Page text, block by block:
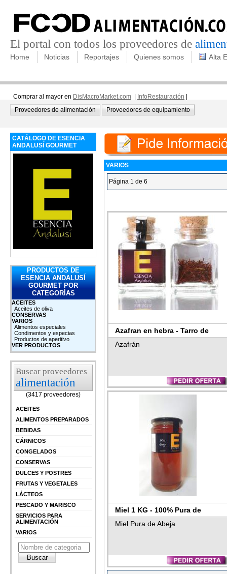
El portal con todos los proveedores de
Home Noticias Reportajes Quienes somos Alta
Comprar al mayor en DisMacroMarket.com InfoRestauración
Proveedores de alimentación
Proveedores de equipamiento
CATÁLOGO DE ESENCIA
ANDALUSÍ GOURMET
PRODUCTOS DE
ESENCIA ANDALUSÍ
GOURMET POR
CATEGORÍAS
ACEITES
Aceites de oliva
CONSERVAS
VARIOS
Alimentos especiales
Condimentos y especias
Productos de aperitivo
VER PRODUCTOS
Buscar proveedores
alimentación
(3417 proveedores)
ACEITES
ALIMENTOS PREPARADOS
BEBIDAS
CÁRNICOS
CONGELADOS
CONSERVAS
DULCES Y POSTRES
FRUTAS Y VEGETALES
LÁCTEOS
PESCADO Y MARISCO
SERVICIOS PARA
ALIMENTACIÓN
VARIOS
VARIOS
Página 1 de 6
Azafran en hebra - Tarro de
Cristal ★ 1Gr, 2Gr, 4Gr y 8Gr ★
Azafrán
Miel 1 KG - 100% Pura de
Abeja, Natural, Artesana,
Miel Pura de Abeja